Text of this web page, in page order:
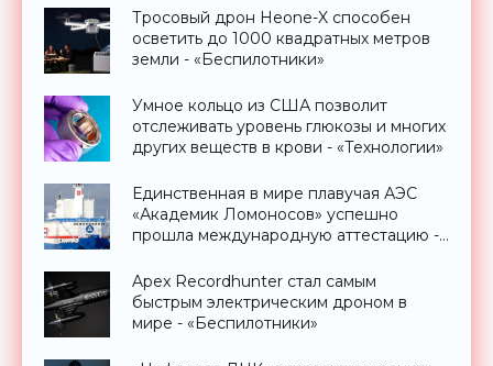
Тросовый дрон Heone-X способен
осветить до 1000 квадратных метров
земли - «Беспилотники»
Умное кольцо из США позволит
отслеживать уровень глюкозы и многих
других веществ в крови - «Технологии»
Единственная в мире плавучая АЭС
«Академик Ломоносов» успешно
прошла международную аттестацию -
Apex Recordhunter стал самым
быстрым электрическим дроном в
мире - «Беспилотники»